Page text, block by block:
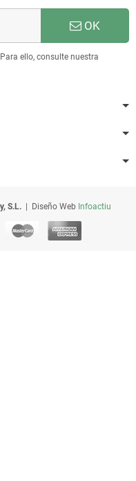
OK
ello, consulte nuestra
S.L. | Diseño Web Infoactiu